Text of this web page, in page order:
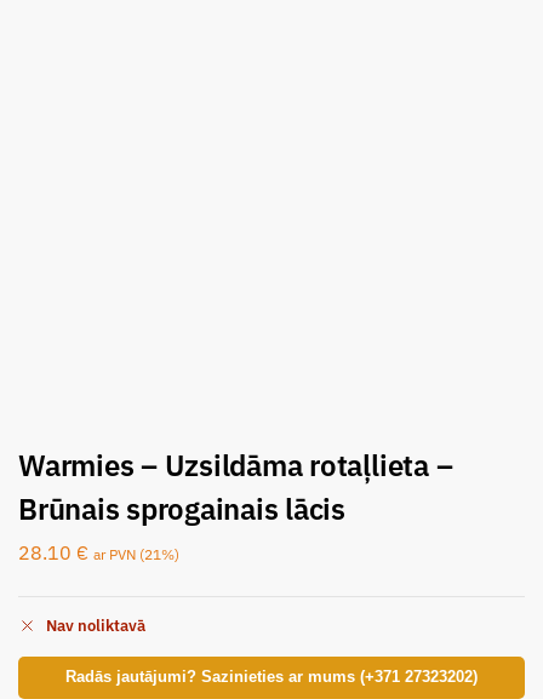
Warmies – Uzsildāma rotaļlieta –
Brūnais sprogainais lācis
28.10 € ar PVN (21%)
Nav noliktavā
Radās jautājumi? Sazinieties ar mums (+371 27323202)